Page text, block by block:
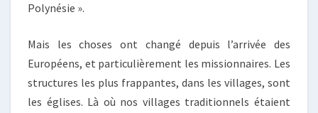
Polynésie ».
Mais les choses ont changé depuis l’arrivée des
Européens, et particulièrement les missionnaires. Les
structures les plus frappantes, dans les villages, sont
les églises. Là où nos villages traditionnels étaient